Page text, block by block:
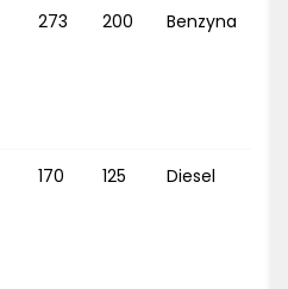
273 200 Benzyna
170 125 Diesel